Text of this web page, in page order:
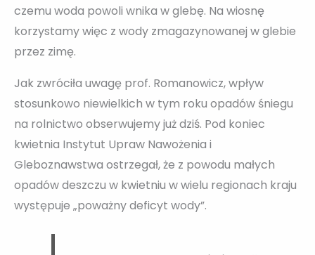
czemu woda powoli wnika w glebę. Na wiosnę
korzystamy więc z wody zmagazynowanej w glebie
przez zimę.
Jak zwróciła uwagę prof. Romanowicz, wpływ
stosunkowo niewielkich w tym roku opadów śniegu
na rolnictwo obserwujemy już dziś. Pod koniec
kwietnia Instytut Upraw Nawożenia i
Gleboznawstwa ostrzegał, że z powodu małych
opadów deszczu w kwietniu w wielu regionach kraju
występuje „poważny deficyt wody”.